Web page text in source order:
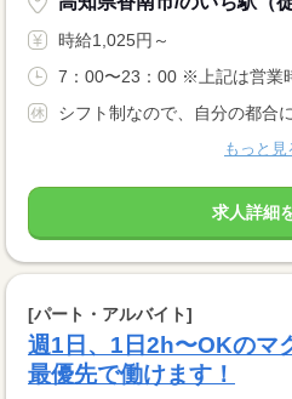
時給1,025円～
7：00〜23：00 ※上記は営業
シフト制なので、自分の都合
もっと見
求人詳細
[パート・アルバイト]
週1日、1日2h〜OKのマ
最優先で働けます！